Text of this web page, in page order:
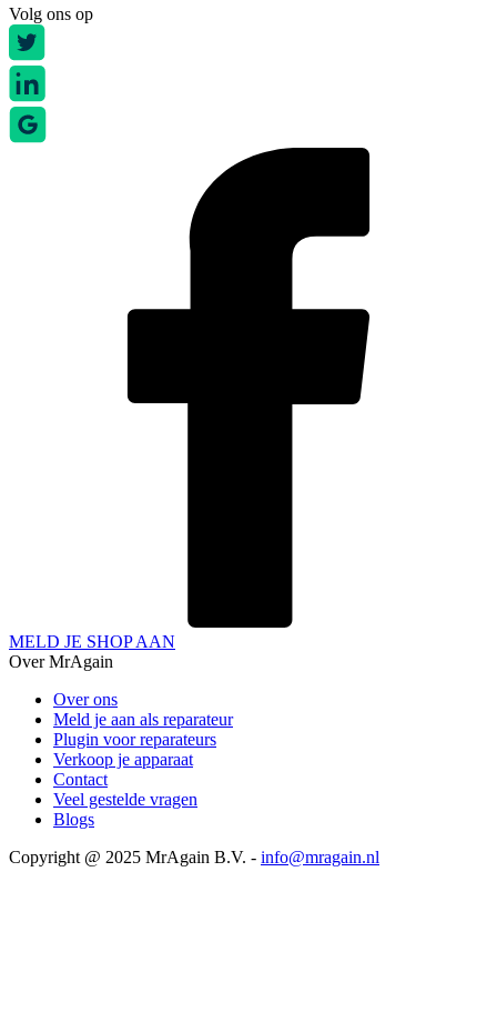
Volg ons op
MELD JE SHOP AAN
Over MrAgain
Over ons
Meld je aan als reparateur
Plugin voor reparateurs
Verkoop je apparaat
Contact
Veel gestelde vragen
Blogs
Copyright @ 2025 MrAgain B.V. - info@mragain.nl